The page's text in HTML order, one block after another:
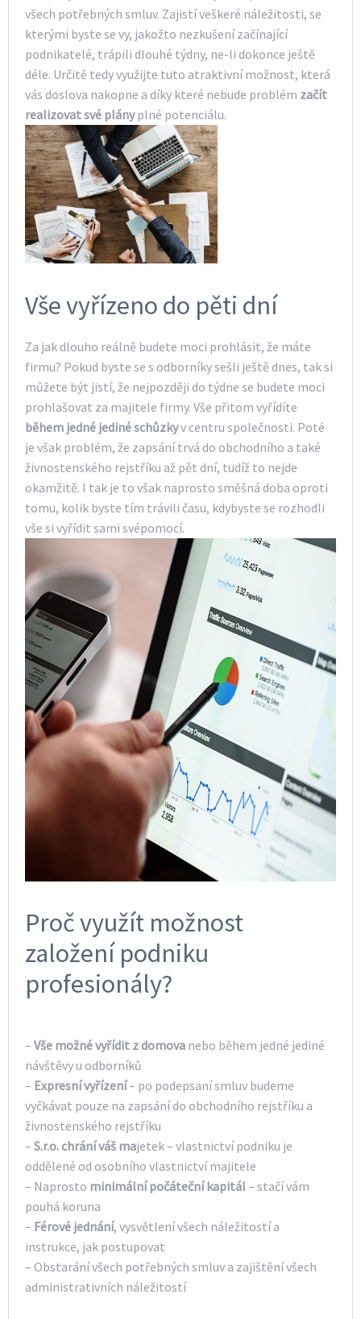
všech potřebných smluv. Zajistí veškeré náležitosti, se
kterými byste se vy, jakožto nezkušení začínající
podnikatelé, trápili dlouhé týdny, ne-li dokonce ještě
déle. Určitě tedy využijte tuto atraktivní možnost, která
vás doslova nakopne a díky které nebude problém začít
realizovat své plányplné potenciálu.
Vše vyřízeno do pěti dní
Za jak dlouho reálně budete moci prohlásit, že máte
firmu? Pokud byste se s odborníky sešli ještě dnes, tak si
můžete být jistí, že nejpozději do týdne se budete moci
prohlašovat za majitele firmy. Vše přitom vyřídíte
během jedné jediné schůzkyv centru společnosti. Poté
je však problém, že zapsání trvá do obchodního a také
živnostenského rejstříku až pět dní, tudíž to nejde
okamžitě. I tak je to však naprosto směšná doba oproti
tomu, kolik byste tím trávili času, kdybyste se rozhodli
vše si vyřídit sami svépomocí.
Proč využít možnost
založení podniku
profesionály?
– Vše možné vyřídit z domova nebo během jedné jediné
návštěvy u odborníků
– Expresní vyřízení– po podepsaní smluv budeme
vyčkávat pouze na zapsání do obchodního rejstříku a
živnostenského rejstříku
– S.r.o. chrání váš majetek – vlastnictví podniku je
oddělené od osobního vlastnictví majitele
– Naprosto minimální počáteční kapitál– stačí vám
pouhá koruna
– Férové jednání, vysvětlení všech náležitostí a
instrukce, jak postupovat
– Obstarání všech potřebných smluv a zajištění všech
administrativních náležitostí